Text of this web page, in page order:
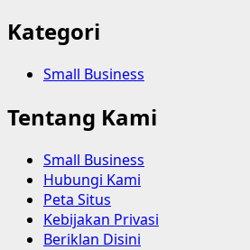
Kategori
Small Business
Tentang Kami
Small Business
Hubungi Kami
Peta Situs
Kebijakan Privasi
Beriklan Disini